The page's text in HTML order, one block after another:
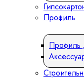
Профиль
Профиль